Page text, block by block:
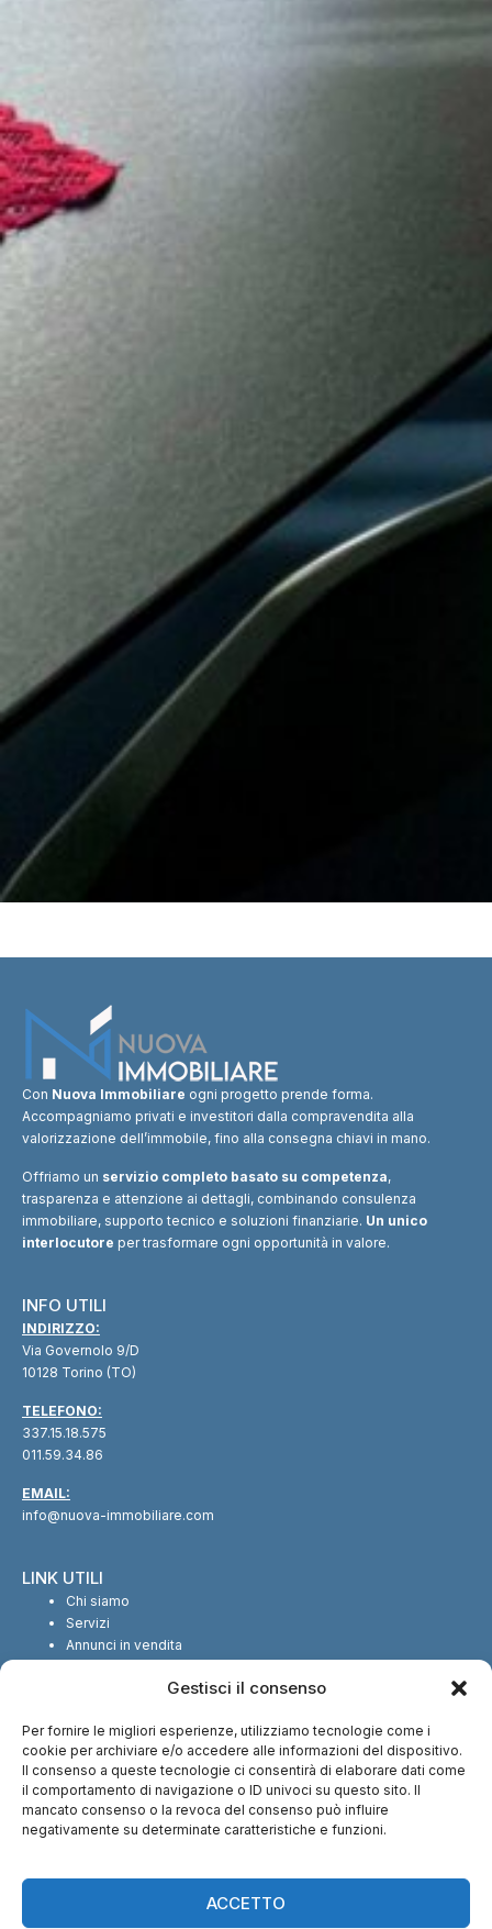
Gestisci il consenso
Per fornire le migliori esperienze, utilizziamo tecnologie come i
cookie per archiviare e/o accedere alle informazioni del dispositivo.
Il consenso a queste tecnologie ci consentirà di elaborare dati come
il comportamento di navigazione o ID univoci su questo sito. Il
mancato consenso o la revoca del consenso può influire
negativamente su determinate caratteristiche e funzioni.
ACCETTO
Con Nuova Immobiliare ogni progetto prende forma.
Accompagniamo privati e investitori dalla compravendita alla
valorizzazione dell’immobile, fino alla consegna chiavi in mano.
Offriamo un servizio completo basato su competenza,
trasparenza e attenzione ai dettagli, combinando consulenza
immobiliare, supporto tecnico e soluzioni finanziarie. Un unico
interlocutore per trasformare ogni opportunità in valore.
INFO UTILI
INDIRIZZO:
Via Governolo 9/D
10128 Torino (TO)
TELEFONO:
337.15.18.575
011.59.34.86
EMAIL:
info@nuova-immobiliare.com
LINK UTILI
Chi siamo
Servizi
Annunci in vendita
SEGUICI SUI SOCIAL
CI TROVI ANCHE SU: